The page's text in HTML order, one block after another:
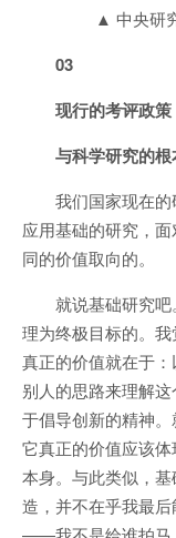
▲ 中央研
03
现行的考评政策
与科学研究的
我们国家现在
应用基础的研究，
同的价值取向的。
就说基础研究
理为终极目标的。
真正的价值就在于
别人的思路来理解
于倡导创新的精神
它真正的价值应该
本身。与此类似，
造，并不在乎我最